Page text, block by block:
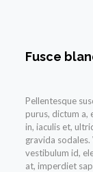
Fusce
Pellentesque
purus, dictum a,
in, iaculis et,
gravida
vestibulum id,
at, imperdiet